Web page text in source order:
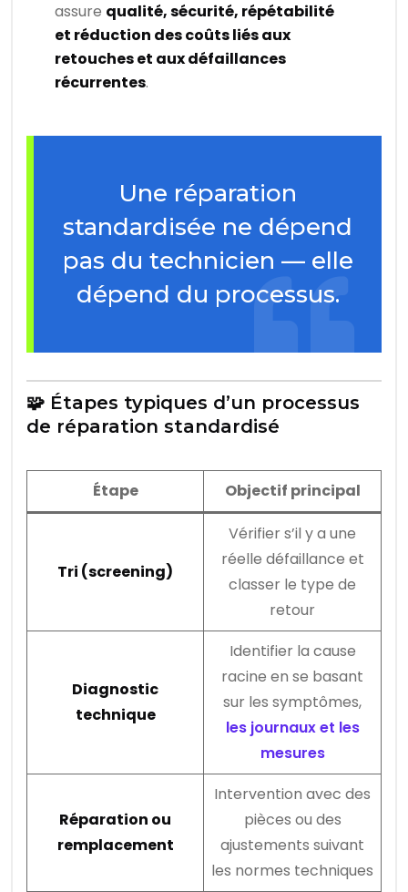
assure qualité, sécurité, répétabilité
et réduction des coûts liés aux
retouches et aux défaillances
récurrentes.
Une réparation
standardisée ne dépend
pas du technicien — elle
dépend du processus.
🧩 Étapes typiques d’un processus
de réparation standardisé
Étape Objectif principal
Tri (screening)
Vérifier s’il y a une
réelle défaillance et
classer le type de
retour
Diagnostic
technique
Identifier la cause
racine en se basant
sur les symptômes,
les journaux et les
mesures
Réparation ou
remplacement
Intervention avec des
pièces ou des
ajustements suivant
les normes techniques